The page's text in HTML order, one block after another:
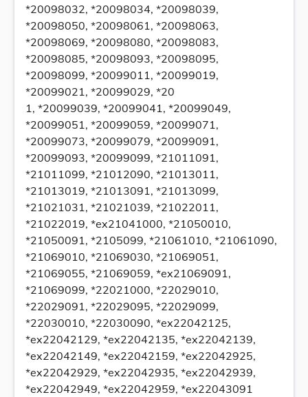
*20098032, *20098034, *20098039,
*20098050, *20098061, *20098063,
*20098069, *20098080, *20098083,
*20098085, *20098093, *20098095,
*20098099, *20099011, *20099019,
*20099021, *20099029, *20
1, *20099039, *20099041, *20099049,
*20099051, *20099059, *20099071,
*20099073, *20099079, *20099091,
*20099093, *20099099, *21011091,
*21011099, *21012090, *21013011,
*21013019, *21013091, *21013099,
*21021031, *21021039, *21022011,
*21022019, *ex21041000, *21050010,
*21050091, *2105099, *21061010, *21061090,
*21069010, *21069030, *21069051,
*21069055, *21069059, *ex21069091,
*21069099, *22021000, *22029010,
*22029091, *22029095, *22029099,
*22030010, *22030090, *ex22042125,
*ex22042129, *ex22042135, *ex22042139,
*ex22042149, *ex22042159, *ex22042925,
*ex22042929, *ex22042935, *ex22042939,
*ex22042949, *ex22042959, *ex22043091